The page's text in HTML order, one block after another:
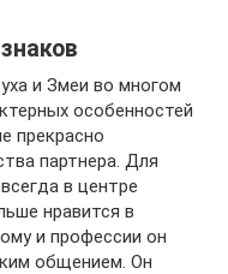
и Змеи во многом
особенностей
прекрасно
партнера. Для
в центре
нравится в
и профессии он
общением. Он